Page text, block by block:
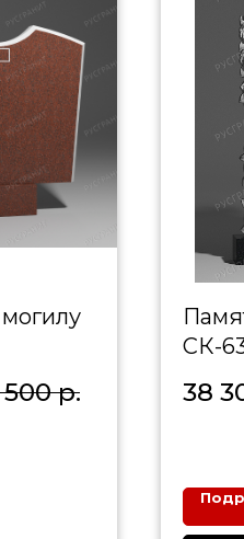
500 р.
СК-
38